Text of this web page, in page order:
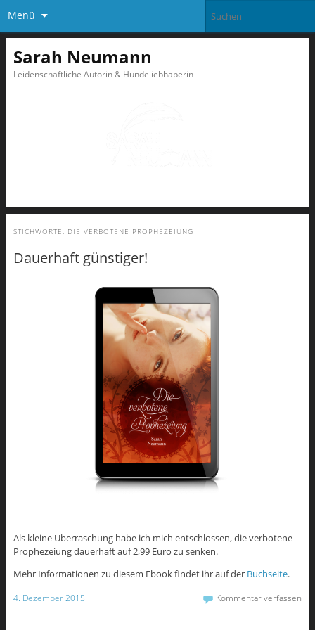
Menü
Sarah Neumann
Leidenschaftliche Autorin & Hundeliebhaberin
STICHWORTE: DIE VERBOTENE PROPHEZEIUNG
Dauerhaft günstiger!
Als kleine Überraschung habe ich mich entschlossen, die verbotene
Prophezeiung dauerhaft auf 2,99 Euro zu senken.
Mehr Informationen zu diesem Ebook findet ihr auf der Buchseite.
4. Dezember 2015 Kommentar verfassen